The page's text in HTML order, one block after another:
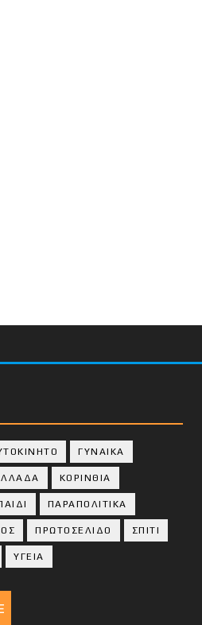
ΓΥΝΑΙΚΑ
ΚΟΡΙΝΘΙΑ
ΠΑΡΑΠΟΛΙΤΙΚΑ
ΠΡΩΤΟΣΕΛΙΔΟ ΣΠΙΤΙ
ΥΓΕΙΑ